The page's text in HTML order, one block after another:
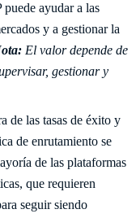
ayudar a las
y a gestionar la
El valor depende de
gestionar y
de las tasas de éxito y
de enrutamiento se
de las plataformas
que requieren
seguir siendo